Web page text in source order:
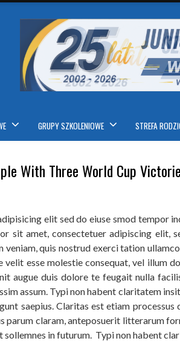
GRUPY SZKOLENIOWE STREFA
With Three World Cup
elit sed do eiuse smod tempor
sit amet, consectetuer adipiscing elit,
quis nostrud exerci tation
esse molestie consequat, vel illum
augue duis dolore te feugait nulla
assum. Typi non habent claritatem
saepius. Claritas est etiam
parum claram, anteposuerit litterarum
in futurum. Typi non habent